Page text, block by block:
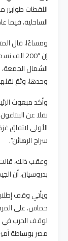
اللقطات طوابير
الساحلية، فيما
ومساءًا، قال
إن “200
وحدها، وتَمّ
وأكد مبعوث
نقلا عن
سراح الرهائن”.
وعقب ذلك،
بدروسيان، أن الجيش
ويأتي وقف
حماس، على
لوقف الحرب في
مصر بوساطة